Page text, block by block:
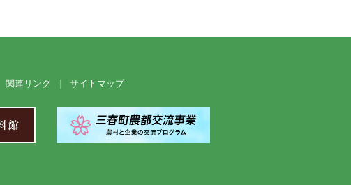
関連リンク サイトマップ